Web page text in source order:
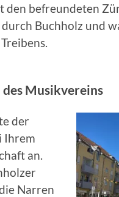
den befreundeten
Buchholz und
Musikvereins
der
Ihrem
an.
Narren